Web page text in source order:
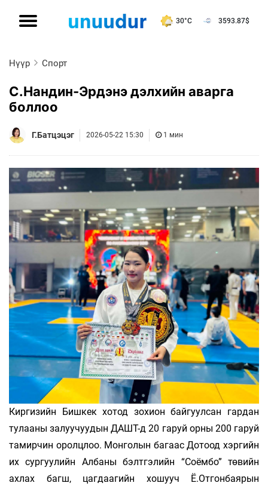
30°C 3593.87$
Нүүр Спорт
С.Нандин-Эрдэнэ дэлхийн аварга
боллоо
Г.Батцэцэг 2026-05-22 15:30 1 мин
Киргизийн Бишкек хотод зохион байгуулсан гардан
тулааны залуучуудын ДАШТ-д 20 гаруй орны 200 гаруй
тамирчин оролцлоо. Монголын багаас Дотоод хэргийн
их сургуулийн Албаны бэлтгэлийн “Соёмбо” төвийн
ахлах багш, цагдаагийн хошууч Ё.Отгонбаярын